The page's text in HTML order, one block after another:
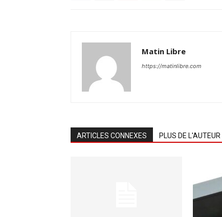
Matin Libre
https://matinlibre.com
ARTICLES CONNEXES PLUS DE L'AUTEUR